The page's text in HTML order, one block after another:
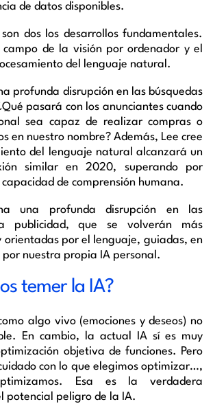
de datos disponibles.
dos los desarrollos fundamentales.
de la visión por ordenador y el
del lenguaje natural.
profunda disrupción en las búsquedas
pasará con los anunciantes cuando
sea capaz de realizar compras o
en nuestro nombre? Además, Lee cree
del lenguaje natural alcanzará un
similar en 2020, superando por
de comprensión humana.
una profunda disrupción en las
publicidad, quese volverán más
orientadas por el lenguaje, guiadas, en
nuestra propia IA personal.
temer la IA?
algo vivo (emociones y deseos) no
. En cambio, la actual IA sí es muy
objetiva de funciones. Pero
con lo que elegimos optimizar…,
. Esa es la verdadera
potencial peligro de la IA.